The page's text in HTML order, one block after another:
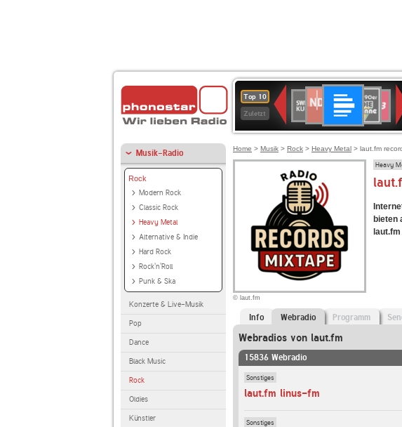
Top 10
Zuletzt
Deutschlandfunk
80er
90er
OLDIE
ANTENNE
SWR3
SWR
Kultur
2
Musik-Radio
Rock
Modern Rock
Classic Rock
Heavy Metal
Alternative & Indie
Hard Rock
Rock'n'Roll
Punk & Ska
Konzerte & Live-Musik
Pop
Dance
Black Music
Rock
Oldies
Künstler
Home > Musik > Rock > Heavy Metal > laut.fm
© laut.fm
Heavy
bieten
Info Webradio Programm
Webradios von laut.fm
15836 Webradio
Sonstiges
laut.fm linus-fm
Sonstiges